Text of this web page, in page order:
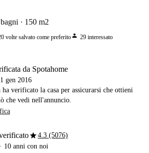
bagni 150 m2
volte salvato come preferitoperson 29 interessato
da Spotahome
gen 2016
verificato la casa per assicurarsi che ottieni
che vedi nell'annuncio.
star4.3 (5076)
· 10 anni con noi